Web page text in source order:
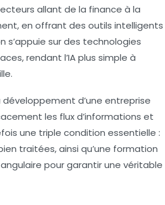
allant de la finance à la
en offrant des outils intelligents
sur des technologies
rendant l’IA plus simple à
d’une entreprise
les flux d’informations et
une triple condition essentielle :
traitées, ainsi qu’une formation
pour garantir une véritable